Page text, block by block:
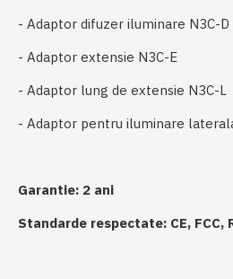
- Adaptor difuzer iluminare N3C-D
- Adaptor extensie N3C-E
- Adaptor lung de extensie N3C-L
- Adaptor pentru iluminare
Garantie: 2 ani
Standarde respectate: CE, FCC,